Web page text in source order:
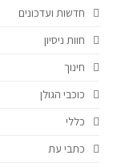
חדשות ועדכונים
חוות ניסיון
חינוך
כוכבי הגולן
כללי
כתבי עת